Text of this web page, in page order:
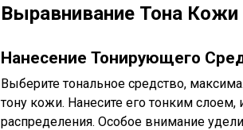
Выравнивание Тона Кожи
Нанесение Тонирующего
Выберите тональное средство,
тону кожи. Нанесите его тонким
распределения. Особое внимание